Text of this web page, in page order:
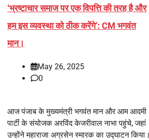
‘भ्रष्टाचार समाज पर एक विपत्ति की तरह है और
हम इस व्यवस्था को ठीक करेंगे’: CM भगवंत
मान।
May 26, 2025
0
आज पंजाब के मुख्यमंत्री भगवंत मान और आम आदमी
पार्टी के संयोजक अरविंद केजरीवाल नाभा पहुंचे, जहां
उन्होंने महाराजा अग्रसेन स्मारक का उद्घाटन किया।